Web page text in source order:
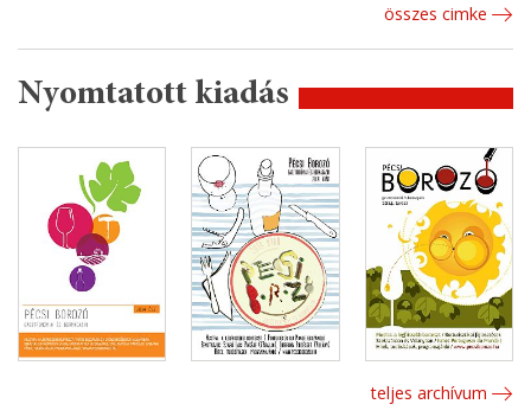
összes cimke
Nyomtatott kiadás
teljes archívum